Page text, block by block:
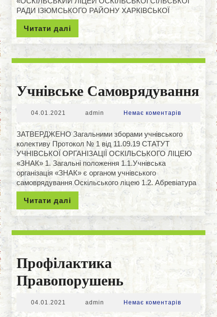
РАДИ ІЗЮМСЬКОГО РАЙОНУ ХАРКІВСЬКОЇ
Читати далі
далі
Учнівське Самоврядування
04.01.2021 04.01.2021
admin Немає коментарів
ЗАТВЕРДЖЕНО Загальними зборами учнівського
колективу Протокол № 1 від 11.09.19 СТАТУТ
УЧНІВСЬКОЇ ОРГАНІЗАЦІЇ ОСКІЛЬСЬКОГО ЛІЦЕЮ
«ЗНАК» 1. Загальні положення 1.1.Учнівська
організація «ЗНАК» є органом учнівського
самоврядування Оскільського ліцею 1.2. Абревіатура
Читати далі
далі
Профілактика
Правопорушень
04.01.2021 04.01.2021
admin Немає коментарів